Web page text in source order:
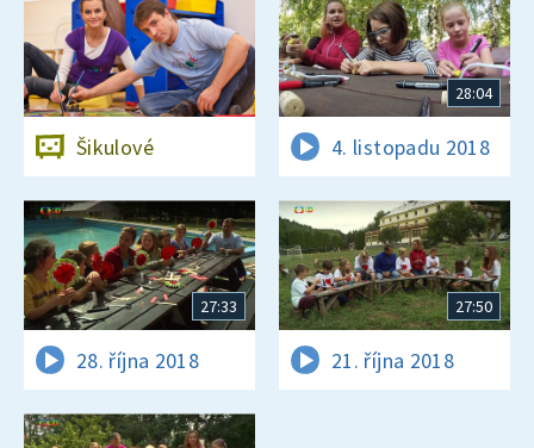
Šikulové
28:04
4. listopadu 2018
27:33
28. října 2018
27:50
21. října 2018